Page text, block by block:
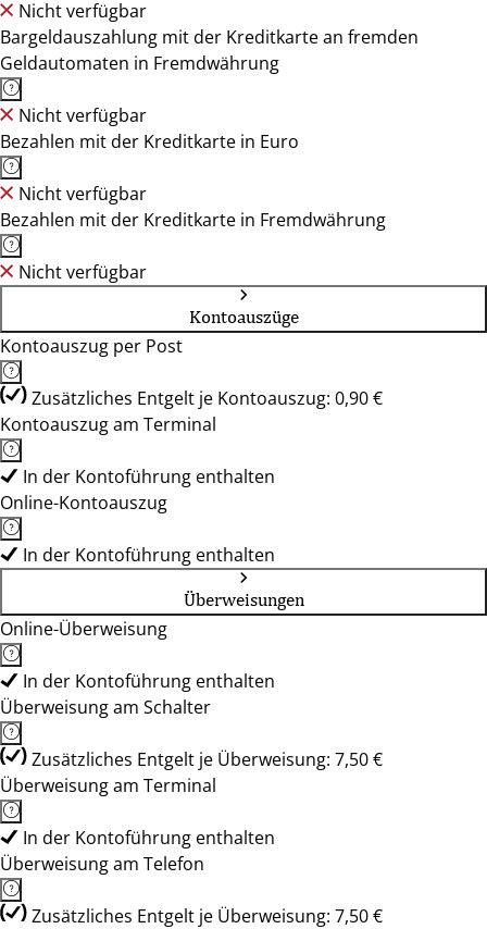
Nicht verfügbar
Bargeldauszahlung mit der Kreditkarte an fremden
Geldautomaten in Fremdwährung
Nicht verfügbar
Bezahlen mit der Kreditkarte in Euro
Nicht verfügbar
Bezahlen mit der Kreditkarte in Fremdwährung
Nicht verfügbar
Kontoauszüge
Kontoauszug per Post
Zusätzliches Entgelt je Kontoauszug: 0,90 €
Kontoauszug am Terminal
In der Kontoführung enthalten
Online-Kontoauszug
In der Kontoführung enthalten
Überweisungen
Online-Überweisung
In der Kontoführung enthalten
Überweisung am Schalter
Zusätzliches Entgelt je Überweisung: 7,50 €
Überweisung am Terminal
In der Kontoführung enthalten
Überweisung am Telefon
Zusätzliches Entgelt je Überweisung: 7,50 €